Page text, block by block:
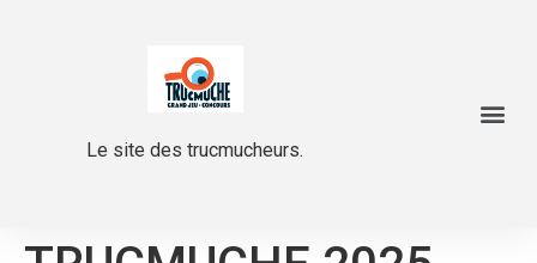
Le site des trucmucheurs.